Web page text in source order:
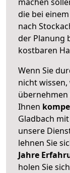
die bei
nach
der Planung
kostbaren
Wenn Sie
nicht wissen,
Ihnen
Gladbach
unsere
lehnen Sie
Jahre
holen Sie